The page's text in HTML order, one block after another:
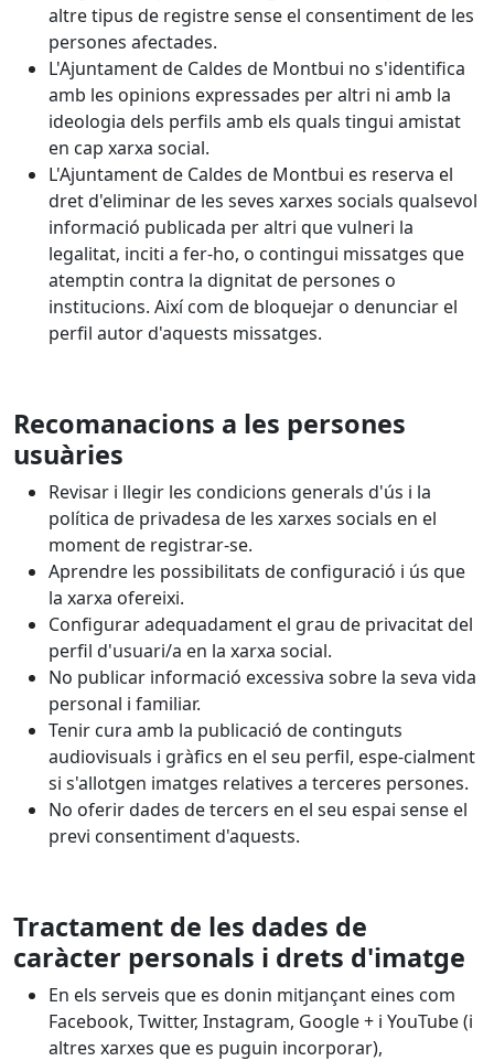
altre tipus de registre sense el consentiment de les
persones afectades.
L'Ajuntament de Caldes de Montbui no s'identifica
amb les opinions expressades per altri ni amb la
ideologia dels perfils amb els quals tingui amistat
en cap xarxa social.
L'Ajuntament de Caldes de Montbui es reserva el
dret d'eliminar de les seves xarxes socials qualsevol
informació publicada per altri que vulneri la
legalitat, inciti a fer-ho, o contingui missatges que
atemptin contra la dignitat de persones o
institucions. Així com de bloquejar o denunciar el
perfil autor d'aquests missatges.
Recomanacions a les persones
usuàries
Revisar i llegir les condicions generals d'ús i la
política de privadesa de les xarxes socials en el
moment de registrar-se.
Aprendre les possibilitats de configuració i ús que
la xarxa ofereixi.
Configurar adequadament el grau de privacitat del
perfil d'usuari/a en la xarxa social.
No publicar informació excessiva sobre la seva vida
personal i familiar.
Tenir cura amb la publicació de continguts
audiovisuals i gràfics en el seu perfil, espe-cialment
si s'allotgen imatges relatives a terceres persones.
No oferir dades de tercers en el seu espai sense el
previ consentiment d'aquests.
Tractament de les dades de
caràcter personals i drets d'imatge
En els serveis que es donin mitjançant eines com
Facebook, Twitter, Instagram, Google + i YouTube (i
altres xarxes que es puguin incorporar),